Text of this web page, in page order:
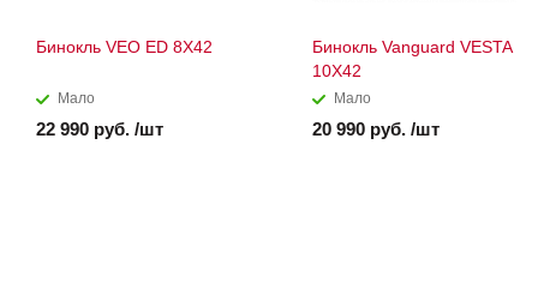
Бинокль VEO ED 8X42
Мало
22 990 руб. /шт
Бинокль Vanguard VESTA
10X42
Мало
20 990 руб. /шт